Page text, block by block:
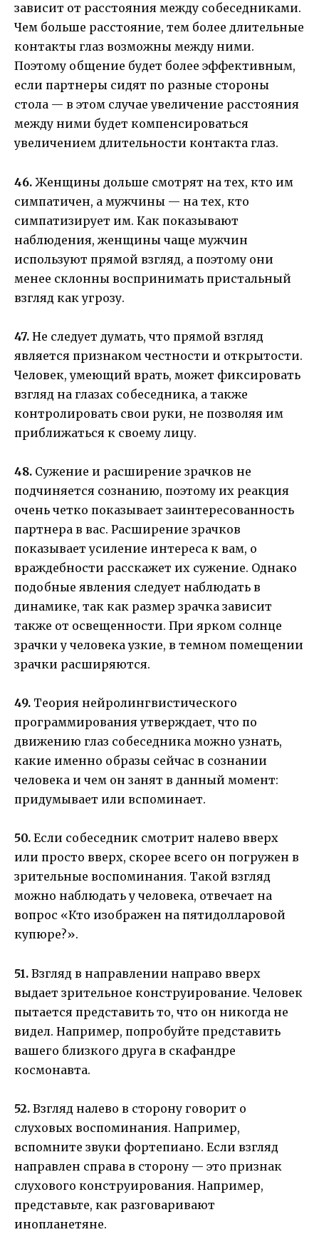
зависит от расстояния между собеседниками.
Чем больше расстояние, тем более длительные
контакты глаз возможны между ними.
Поэтому общение будет более эффективным,
если партнеры сидят по разные стороны
стола — в этом случае увеличение расстояния
между ними будет компенсироваться
увеличением длительности контакта глаз.
46. Женщины дольше смотрят на тех, кто им
симпатичен, а мужчины — на тех, кто
симпатизирует им. Как показывают
наблюдения, женщины чаще мужчин
используют прямой взгляд, а поэтому они
менее склонны воспринимать пристальный
взгляд как угрозу.
47. Не следует думать, что прямой взгляд
является признаком честности и открытости.
Человек, умеющий врать, может фиксировать
взгляд на глазах собеседника, а также
контролировать свои руки, не позволяя им
приближаться к своему лицу.
48. Сужение и расширение зрачков не
подчиняется сознанию, поэтому их реакция
очень четко показывает заинтересованность
партнера в вас. Расширение зрачков
показывает усиление интереса к вам, о
враждебности расскажет их сужение. Однако
подобные явления следует наблюдать в
динамике, так как размер зрачка зависит
также от освещенности. При ярком солнце
зрачки у человека узкие, в темном помещении
зрачки расширяются.
49. Теория нейролингвистического
программирования утверждает, что по
движению глаз собеседника можно узнать,
какие именно образы сейчас в сознании
человека и чем он занят в данный момент:
придумывает или вспоминает.
50. Если собеседник смотрит налево вверх
или просто вверх, скорее всего он погружен в
зрительные воспоминания. Такой взгляд
можно наблюдать у человека, отвечает на
вопрос «Кто изображен на пятидолларовой
купюре?».
51. Взгляд в направлении направо вверх
выдает зрительное конструирование. Человек
пытается представить то, что он никогда не
видел. Например, попробуйте представить
вашего близкого друга в скафандре
космонавта.
52. Взгляд налево в сторону говорит о
слуховых воспоминания. Например,
вспомните звуки фортепиано. Если взгляд
направлен справа в сторону — это признак
слухового конструирования. Например,
представьте, как разговаривают
инопланетяне.